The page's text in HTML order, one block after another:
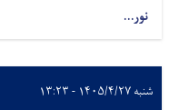
نور...
شنبه ۱۴۰۵/۴/۲۷ - ۱۳:۲۳